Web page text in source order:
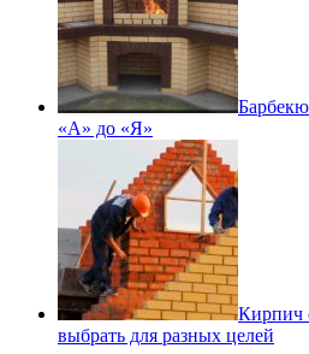
«А» до «Я»
Кирпич
выбрать для разных целей